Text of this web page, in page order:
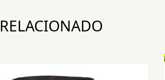
RELACIONADO